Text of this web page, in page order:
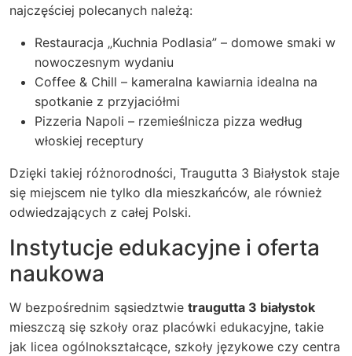
najczęściej polecanych należą:
Restauracja „Kuchnia Podlasia” – domowe smaki w
nowoczesnym wydaniu
Coffee & Chill – kameralna kawiarnia idealna na
spotkanie z przyjaciółmi
Pizzeria Napoli – rzemieślnicza pizza według
włoskiej receptury
Dzięki takiej różnorodności, Traugutta 3 Białystok staje
się miejscem nie tylko dla mieszkańców, ale również
odwiedzających z całej Polski.
Instytucje edukacyjne i oferta
naukowa
W bezpośrednim sąsiedztwie traugutta 3 białystok
mieszczą się szkoły oraz placówki edukacyjne, takie
jak licea ogólnokształcące, szkoły językowe czy centra